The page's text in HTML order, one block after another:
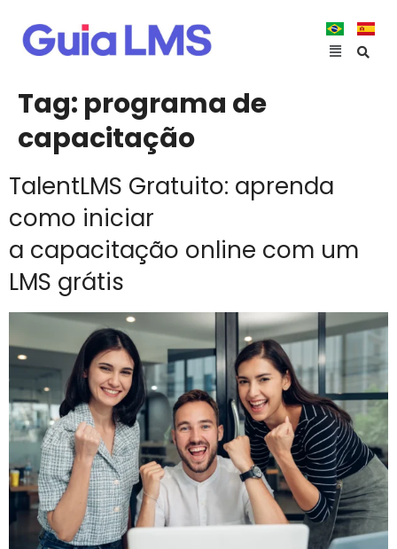
Tag: programa de
capacitação
TalentLMS Gratuito: aprenda
como iniciar
a capacitação online com um
LMS grátis